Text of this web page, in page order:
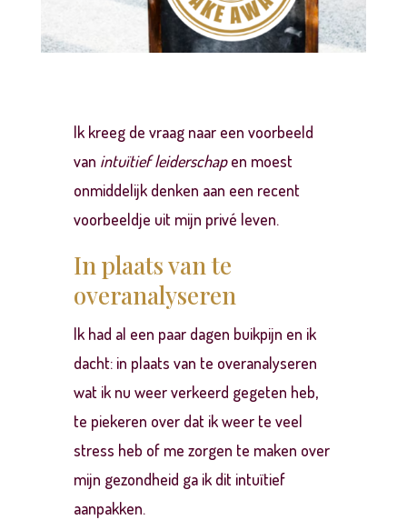
Ik kreeg de vraag naar een voorbeeld
van intuïtief leiderschapen moest
onmiddelijk denken aan een recent
voorbeeldje uit mijn privé leven.
In plaats van te
overanalyseren
Ik had al een paar dagen buikpijn en ik
dacht: in plaats van te overanalyseren
wat ik nu weer verkeerd gegeten heb,
te piekeren over dat ik weer te veel
stress heb of me zorgen te maken over
mijn gezondheid ga ik dit intuïtief
aanpakken.